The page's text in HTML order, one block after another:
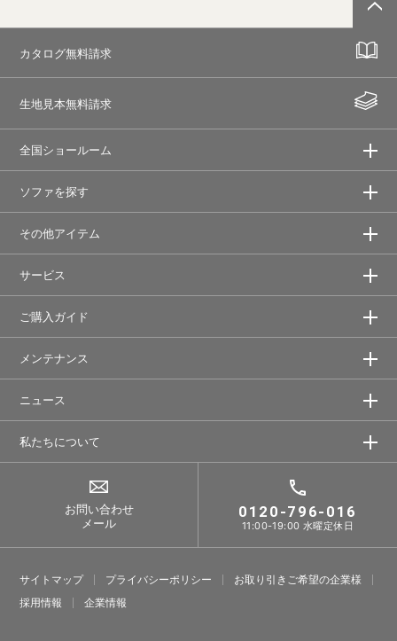
カタログ無料請求
生地見本無料請求
全国ショールーム
ソファを探す
その他アイテム
サービス
ご購入ガイド
メンテナンス
ニュース
私たちについて
お問い合わせ
メール
0120-796-016
11:00-19:00 水曜定休日
サイトマップ プライバシーポリシー
お取り引きご希望の企業様
採⽤情報
企業情報